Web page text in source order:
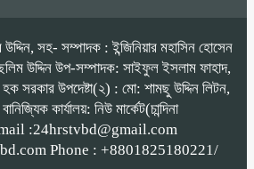
সহ- সম্পাদক : ইন্জিনিয়ার মহাসিন হোসেন
উদ্দিন উপ-সম্পাদক: সাইফুল ইসলাম ফাহাদ,
সরকার উপদেষ্টা(২) : মো: শামছু উদ্দিন লিটন,
কার্যালয়: নিউ মার্কেট(চান্দিনা
Gmail :24hrstvbd@gmail.com
Phone : +8801825180221/